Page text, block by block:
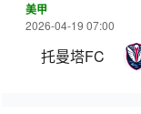
美甲
2026-04-19 07:00
托曼塔FC